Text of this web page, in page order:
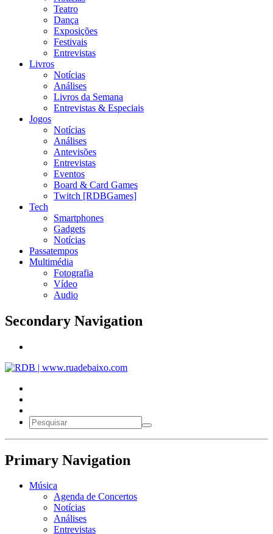
Teatro
Dança
Exposições
Festivais
Entrevistas
Livros
Notícias
Análises
Livros da Semana
Entrevistas & Especiais
Jogos
Notícias
Análises
Antevisões
Entrevistas
Eventos
Board & Card Games
Twitch [RDBGames]
Tech
Smartphones
Gadgets
Notícias
Passatempos
Multimédia
Fotografia
Vídeo
Audio
Secondary Navigation
Primary Navigation
Música
Agenda de Concertos
Notícias
Análises
Entrevistas